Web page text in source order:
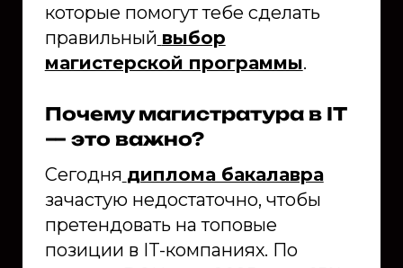
которые помогут тебе сделать
правильный выбор
магистерской программы.
Почему магистратура в IT
— это важно?
Сегодня диплома бакалавра
зачастую недостаточно, чтобы
претендовать на топовые
позиции в IT-компаниях. По